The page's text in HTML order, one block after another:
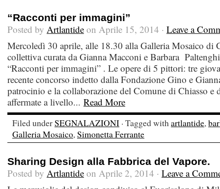
“Racconti per immagini”
Posted by Artlantide on Aprile 15, 2014 · Leave a
Mercoledì 30 aprile, alle 18.30 alla Galleria Mosaico di
collettiva curata da Gianna Macconi e Barbara
“Racconti per immagini” . Le opere di 5 pittori: tre
recente concorso indetto dalla Fondazione Gino e
patrocinio e la collaborazione del Comune di Chiasso e
affermate a livello... Read More
Filed underSEGNALAZIONI · Tagged withartlantide,
Galleria Mosaico,Simonetta Ferrante
Sharing Design alla Fabbrica del Vapore.
Posted by Artlantide on Aprile 2, 2014 · Leave a